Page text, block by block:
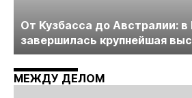
От Кузбасса до Австралии: в
завершилась крупнейшая
технологий «Недра России.
Майнинг»
МЕЖДУ ДЕЛОМ